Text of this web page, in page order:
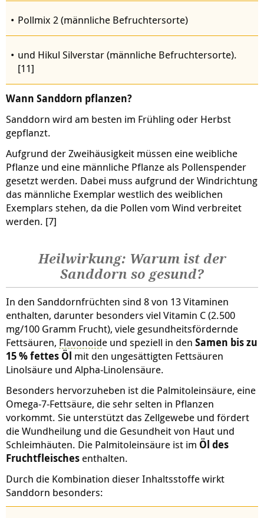
Pollmix 2 (männliche Befruchtersorte)
und Hikul Silverstar (männliche Befruchtersorte).
[11]
Wann Sanddorn pflanzen?
Sanddorn wird am besten im Frühling oder Herbst
gepflanzt.
Aufgrund der Zweihäusigkeit müssen eine weibliche
Pflanze und eine männliche Pflanze als Pollenspender
gesetzt werden. Dabei muss aufgrund der Windrichtung
das männliche Exemplar westlich des weiblichen
Exemplars stehen, da die Pollen vom Wind verbreitet
werden. [7]
Heilwirkung: Warum ist der
Sanddorn so gesund?
In den Sanddornfrüchten sind 8 von 13 Vitaminen
enthalten, darunter besonders viel Vitamin C (2.500
mg/100 Gramm Frucht), viele gesundheitsfördernde
Fettsäuren, Flavonoide und speziell in den Samen bis zu
15 % fettes Öl mit den ungesättigten Fettsäuren
Linolsäure und Alpha-Linolensäure.
Besonders hervorzuheben ist die Palmitoleinsäure, eine
Omega-7-Fettsäure, die sehr selten in Pflanzen
vorkommt. Sie unterstützt das Zellgewebe und fördert
die Wundheilung und die Gesundheit von Haut und
Schleimhäuten. Die Palmitoleinsäure ist im Öl des
Fruchtfleisches enthalten.
Durch die Kombination dieser Inhaltsstoffe wirkt
Sanddorn besonders: